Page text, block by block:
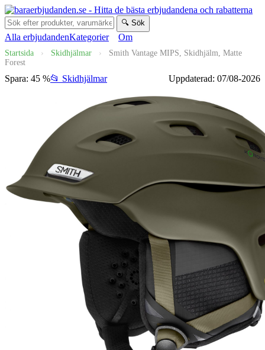
🔍 Sök
Alla erbjudandenKategorier Om
Startsida › Skidhjälmar ›
Smith Vantage MIPS, Skidhjälm, Matte
Forest
Spara: 45 %📂 Skidhjälmar Uppdaterad: 07/08-2026